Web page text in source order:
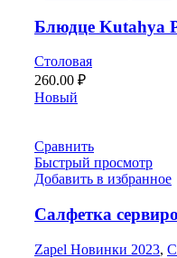
Блюдце Kutahya
Столовая
260.00 ₽
Новый
Сравнить
Быстрый просмотр
Добавить в избранное
Салфетка
Zapel Новинки 2023,